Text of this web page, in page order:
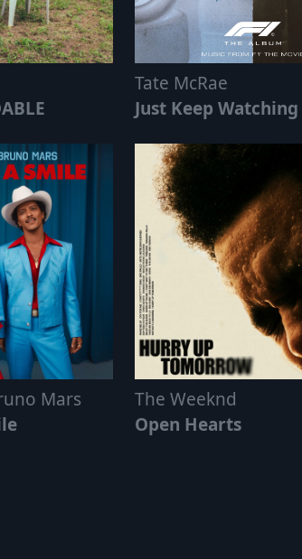
Tate McRae
Just Keep Watching
Mars
The Weeknd
Open Hearts